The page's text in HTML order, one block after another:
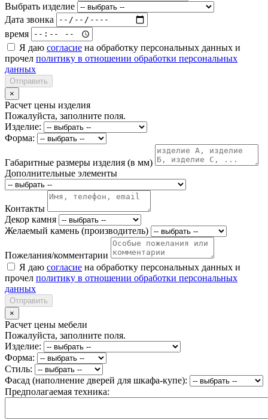
Выбрать изделие
Дата звонка
время
Я даю согласие на обработку персональных данных и
прочел политику в отношении обработки персональных
данных
Отправить
×
Расчет цены изделия
Пожалуйста, заполните поля.
Изделие:
Форма:
Габаритные размеры изделия (в мм)
Дополнительные элементы
Контакты
Декор камня
Желаемый камень (производитель)
Пожелания/комментарии
Я даю согласие на обработку персональных данных и
прочел политику в отношении обработки персональных
данных
Отправить
×
Расчет цены мебели
Пожалуйста, заполните поля.
Изделие:
Форма:
Стиль:
Фасад (наполнение дверей для шкафа-купе):
Предполагаемая техника: